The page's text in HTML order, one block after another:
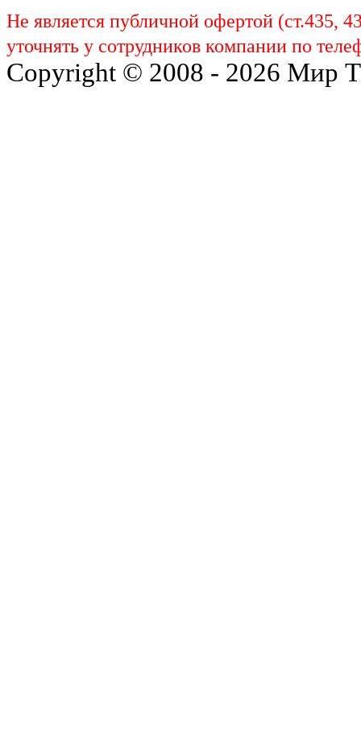
Не является публичной офертой (ст.435,
уточнять у сотрудников компании по
Copyright © 2008 - 2026 Мир